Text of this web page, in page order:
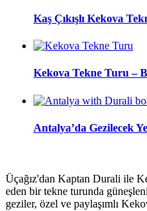
Kaş Çıkışlı Kekova
Kekova Tekne Turu –
Antalya’da Gezilecek
Üçağız'dan Kaptan Durali ile
eden bir tekne turunda
geziler, özel ve paylaşımlı